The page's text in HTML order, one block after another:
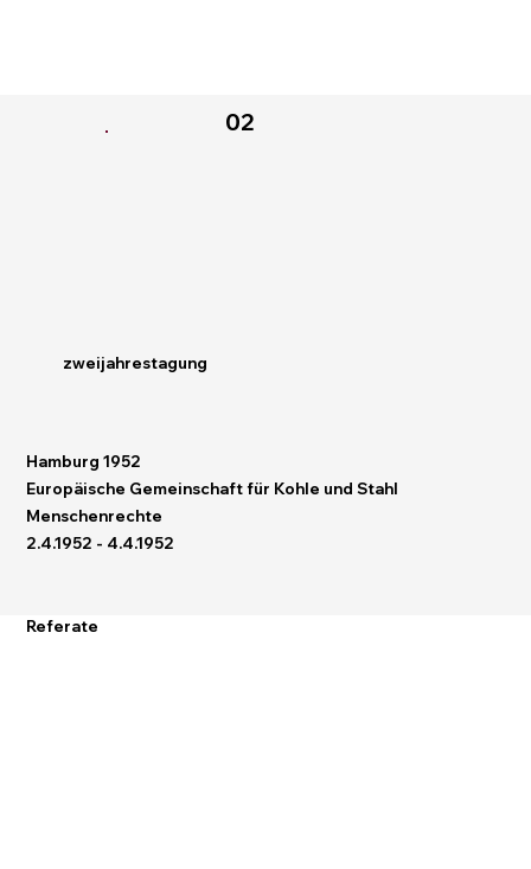
Referate
Hamburg 1952
Europäische Gemeinschaft für Kohle und Stahl
Menschenrechte
2.4.1952 - 4.4.1952
02
zweijahrestagung